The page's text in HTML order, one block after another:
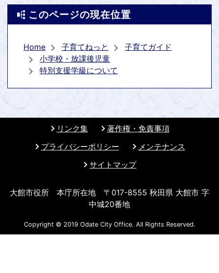
このページの現在位置
Home 子育てねっと
子育てガイド
小学校・放課後児童
特別支援学級について
リンク集
著作権・免責事項
プライバシーポリシー
メンテナンス
サイトマップ
大館市役所 本庁所在地 〒017-8555 秋田県 大館市 字
中城20番地
Copyright © 2019 Odate City Office. All Rights Reserved.